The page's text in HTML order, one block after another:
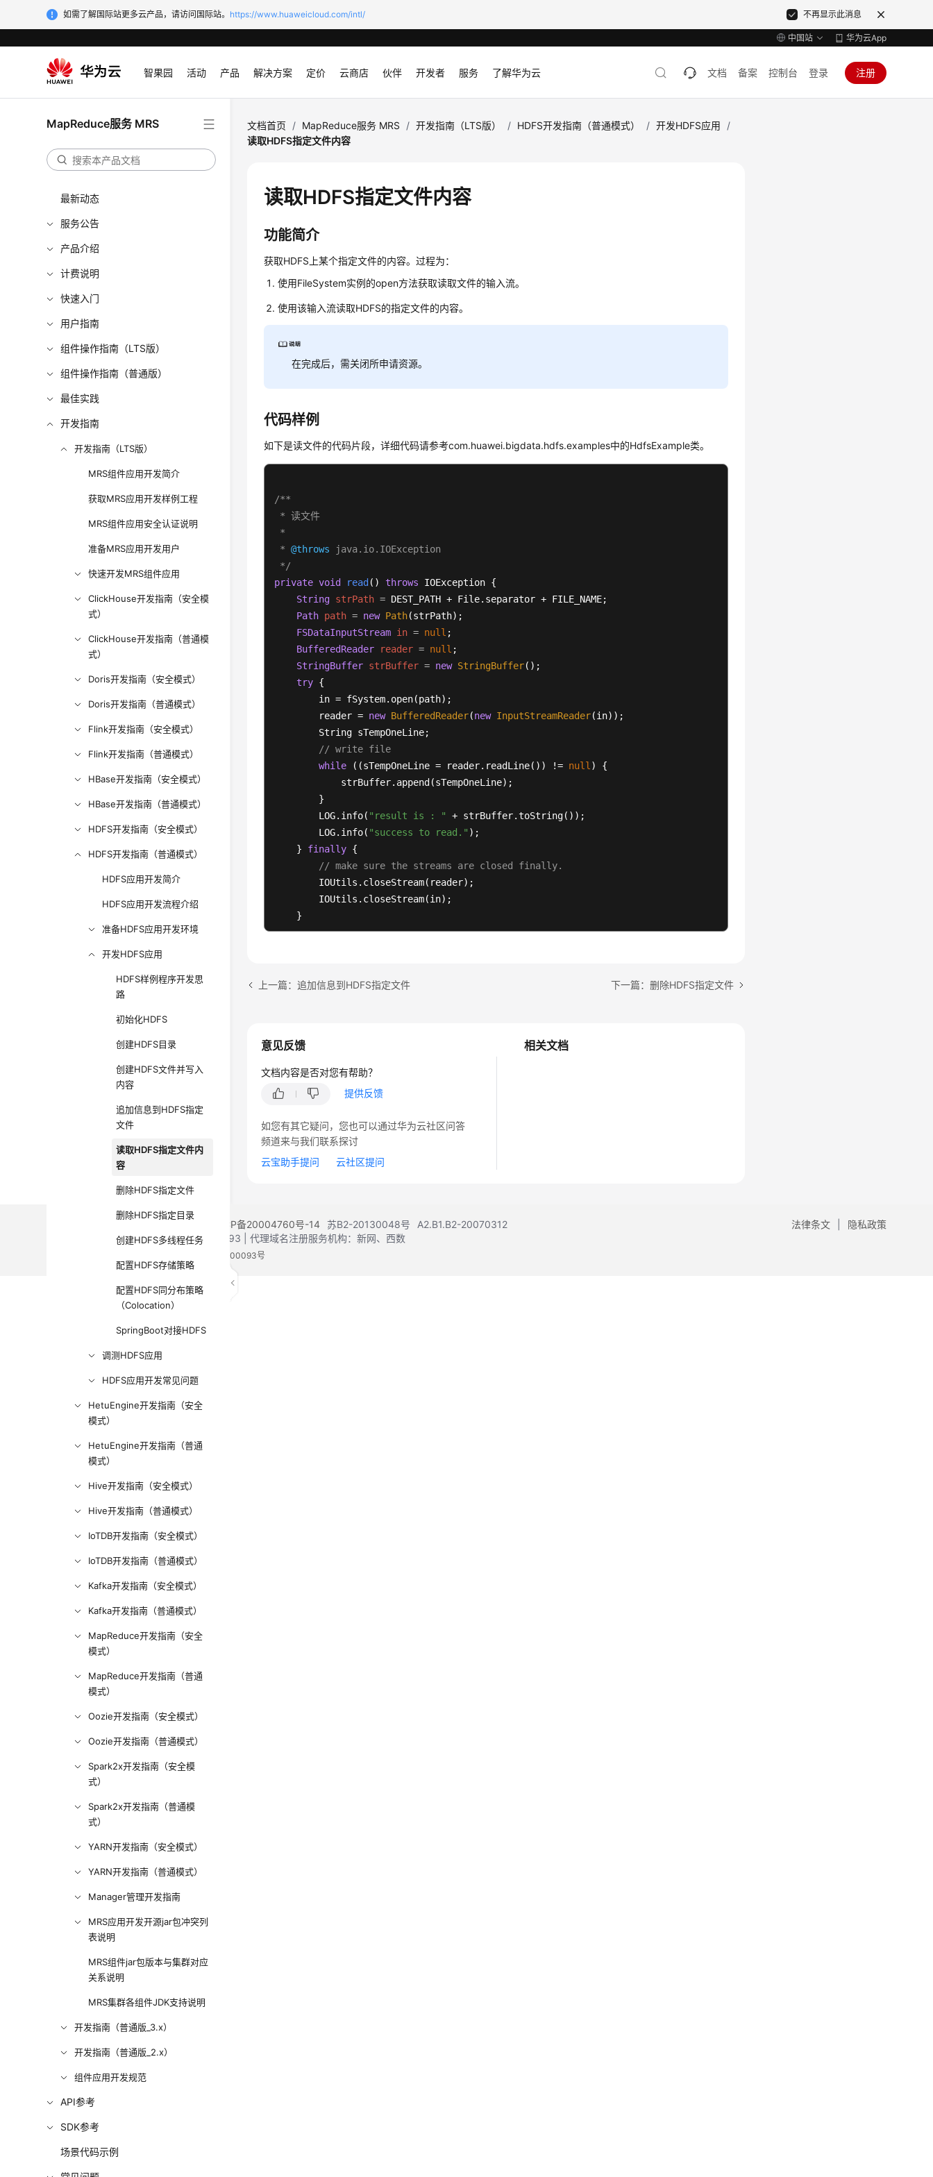
如需了解国际站更多云产品，请访问国际站。 https://www.huaweicloud.com/intl/ 不再显示此消息
中国站 华为云App
智果园 活动 产品 解决方案 定价 云商店 伙伴 开发者 服务 了解华为云 文档 备案 控制台 登录 注册
MapReduce服务 MRS
最新动态
服务公告
产品介绍
计费说明
快速入门
用户指南
组件操作指南（LTS版）
组件操作指南（普通版）
最佳实践
开发指南
开发指南（LTS版）
MRS组件应用开发简介
获取MRS应用开发样例工程
MRS组件应用安全认证说明
准备MRS应用开发用户
快速开发MRS组件应用
ClickHouse开发指南（安全模
式）
ClickHouse开发指南（普通模
式）
Doris开发指南（安全模式）
Doris开发指南（普通模式）
Flink开发指南（安全模式）
Flink开发指南（普通模式）
HBase开发指南（安全模式）
HBase开发指南（普通模式）
HDFS开发指南（安全模式）
HDFS开发指南（普通模式）
HDFS应用开发简介
HDFS应用开发流程介绍
准备HDFS应用开发环境
开发HDFS应用
HDFS样例程序开发思
路
初始化HDFS
创建HDFS目录
创建HDFS文件并写入
内容
追加信息到HDFS指定
文件
读取HDFS指定文件内
容
删除HDFS指定文件
删除HDFS指定目录
创建HDFS多线程任务
配置HDFS存储策略
配置HDFS同分布策略
（Colocation）
SpringBoot对接HDFS
调测HDFS应用
HDFS应用开发常见问题
HetuEngine开发指南（安全
模式）
HetuEngine开发指南（普通
模式）
Hive开发指南（安全模式）
Hive开发指南（普通模式）
IoTDB开发指南（安全模式）
IoTDB开发指南（普通模式）
Kafka开发指南（安全模式）
Kafka开发指南（普通模式）
MapReduce开发指南（安全
模式）
MapReduce开发指南（普通
模式）
Oozie开发指南（安全模式）
Oozie开发指南（普通模式）
Spark2x开发指南（安全模
式）
Spark2x开发指南（普通模
式）
YARN开发指南（安全模式）
YARN开发指南（普通模式）
Manager管理开发指南
MRS应用开发开源jar包冲突列
表说明
MRS组件jar包版本与集群对应
关系说明
MRS集群各组件JDK支持说明
开发指南（普通版_3.x）
开发指南（普通版_2.x）
组件应用开发规范
API参考
SDK参考
场景代码示例
文档首页 / MapReduce服务 MRS / 开发指南（LTS版） / HDFS开发指南（普通模式） / 开发HDFS应用
/
读取HDFS指定文件内容
读取HDFS指定文件内容
功能简介
获取HDFS上某个指定文件的内容。过程为：
使用FileSystem实例的open方法获取读取文件的输入流。
使用该输入流读取HDFS的指定文件的内容。
在完成后，需关闭所申请资源。
代码样例
如下是读文件的代码片段，详细代码请参考com.huawei.bigdata.hdfs.examples中的HdfsExample类。
/**
* 读文件
*
* @throws java.io.IOException
*/
private void read () throws IOException {
String strPath = DEST_PATH + File.separator + FILE_NAME;
Path path = new Path(strPath);
FSDataInputStream in = null ;
BufferedReader
reader = null ;
StringBuffer strBuffer = new StringBuffer();
try {
        in = fSystem.open(path);
        reader =
new BufferedReader(new InputStreamReader(in));
        String sTempOneLine;
// write file
while ((sTempOneLine = reader.readLine()) != null ) {
            strBuffer.append(sTempOneLine);
        }
        LOG.info(
"result is : "
+ strBuffer.toString());
        LOG.info(
"success to read." );
    }
finally {
// make sure the streams are closed finally.
        IOUtils.closeStream(reader);
        IOUtils.closeStream(in);
    }
}
上一篇：追加信息到HDFS指定文件 下一篇：删除HDFS指定文件
相关文档
意见反馈
文档内容是否对您有帮助？
提供反馈
如您有其它疑问，您也可以通过华为云社区问答
频道来与我们联系探讨
云宝助手提问
云社区提问
法律条文 隐私政策
黔ICP备20004760号-14 苏B2-20130048号
A2.B1.B2-20070312
增值电信业务经营许可证：B1.B2-20200593 | 代理域名注册服务机构：新网、西数
贵公网安备 52990002000093号